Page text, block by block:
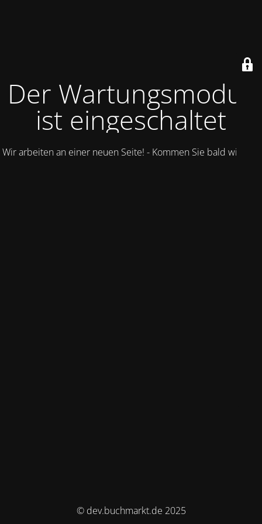
Der Wartungsmodus
ist eingeschaltet
Wir arbeiten an einer neuen Seite! - Kommen Sie bald wieder.
© dev.buchmarkt.de 2025